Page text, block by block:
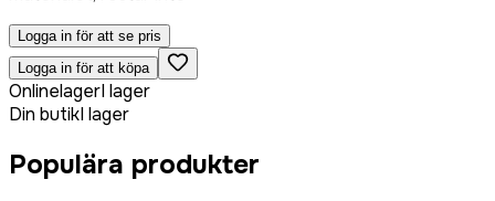
Logga in för att se pris
Logga in för att köpa
OnlinelagerI lager
Din butikI lager
Populära produkter